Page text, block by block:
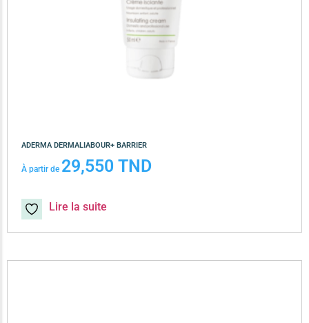
ADERMA DERMALIABOUR+ BARRIER
À partir de 29,550 TND
Lire la suite